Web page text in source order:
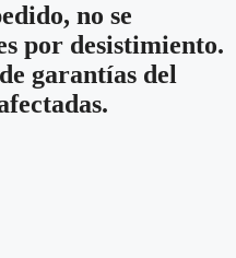
no se
por desistimiento.
garantías del